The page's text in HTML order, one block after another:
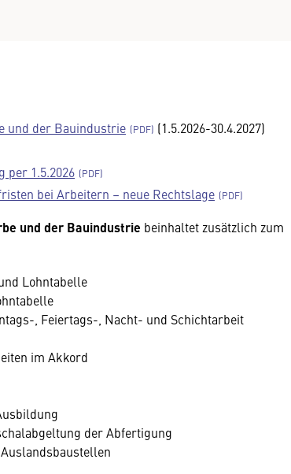
und der Bauindustrie
(1.5.2026-30.4.2027)
per 1.5.2026
bei Arbeitern – neue Rechtslage
und der Bauindustrie beinhaltet zusätzlich zum
Lohntabelle
, Feiertags-, Nacht- und Schichtarbeit
im Akkord
der Abfertigung